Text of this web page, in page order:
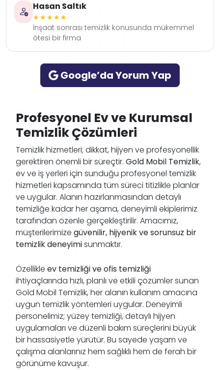
Hasan Saltık
★★★★★
İnşaat sonrası temizlik konusunda mükemmel
ötesi bir firma
Google’da Yorum Yap
Profesyonel Ev ve Kurumsal
Temizlik Çözümleri
Temizlik hizmetleri; dikkat, hijyen ve profesyonellik
gerektiren önemli bir süreçtir. Gold Mobil Temizlik,
ev ve iş yerleri için sunduğu profesyonel temizlik
hizmetleri kapsamında tüm süreci titizlikle planlar
ve uygular. Alanın hazırlanmasından detaylı
temizliğe kadar her aşama, deneyimli ekiplerimiz
tarafından özenle gerçekleştirilir. Amacımız,
müşterilerimize güvenilir, hijyenik ve sorunsuz bir
temizlik deneyimisunmaktır.
Özellikle ev temizliği ve ofis temizliği
ihtiyaçlarında hızlı, planlı ve etkili çözümler sunan
Gold Mobil Temizlik, her alanın kullanım amacına
uygun temizlik yöntemleri uygular. Deneyimli
personelimiz; yüzey temizliği, detaylı hijyen
uygulamaları ve düzenli bakım süreçlerini büyük
bir hassasiyetle yürütür. Bu sayede yaşam ve
çalışma alanlarınız hem sağlıklı hem de ferah bir
görünüme kavuşur.